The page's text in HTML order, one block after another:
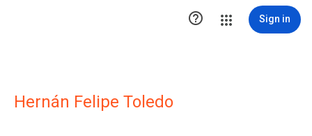
 Sign in
Hernán Felipe Toledo